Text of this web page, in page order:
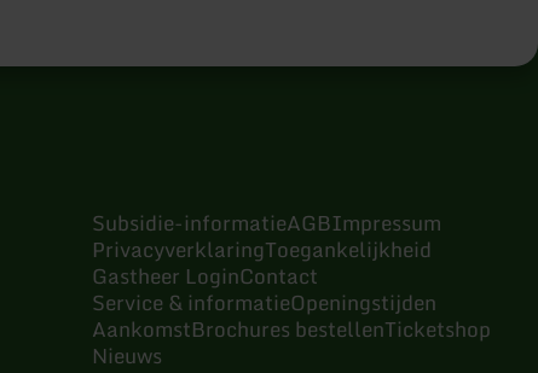
Subsidie-informatieAGBImpressum
PrivacyverklaringToegankelijkheid
Gastheer LoginContact
Service & informatieOpeningstijden
AankomstBrochures bestellenTicketshop
Nieuws